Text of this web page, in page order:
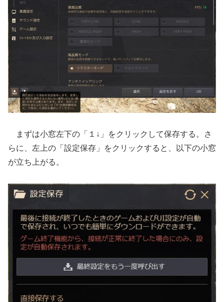
まずは小窓左下の「１↓」をクリックして保存する。さ
らに、左上の「設定保存」をクリックすると、以下の小窓
が立ち上がる。